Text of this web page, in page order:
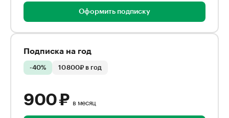
Оформить подписку
Подписка на год
-40% 10 800₽ в год
900 ₽ в месяц